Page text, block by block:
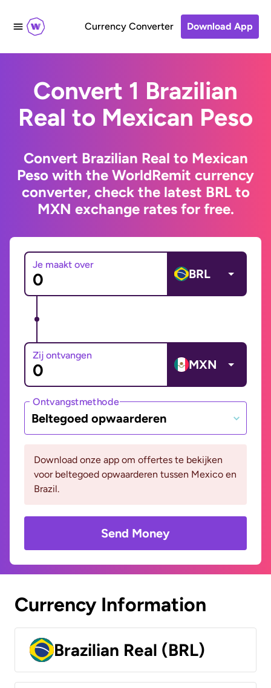
Currency Converter Download App
Convert 1 Brazilian
Real to Mexican Peso
Convert Brazilian Real to Mexican
Peso with the WorldRemit currency
converter, check the latest BRL to
MXN exchange rates for free.
Je maakt over
BRL
Zij ontvangen
MXN
Ontvangstmethode
Beltegoed opwaarderen
Download onze app om offertes te bekijken
voor beltegoed opwaarderen tussen Mexico en
Brazil.
Send Money
Currency Information
Brazilian Real (BRL)